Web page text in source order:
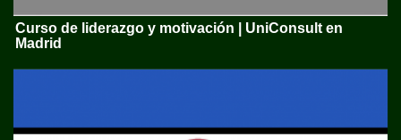
Curso de liderazgo y motivación | UniConsult en
Madrid